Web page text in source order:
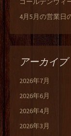
4月5月の営業日
アーカイブ
2026年7月
2026年6月
2026年4月
2026年3月